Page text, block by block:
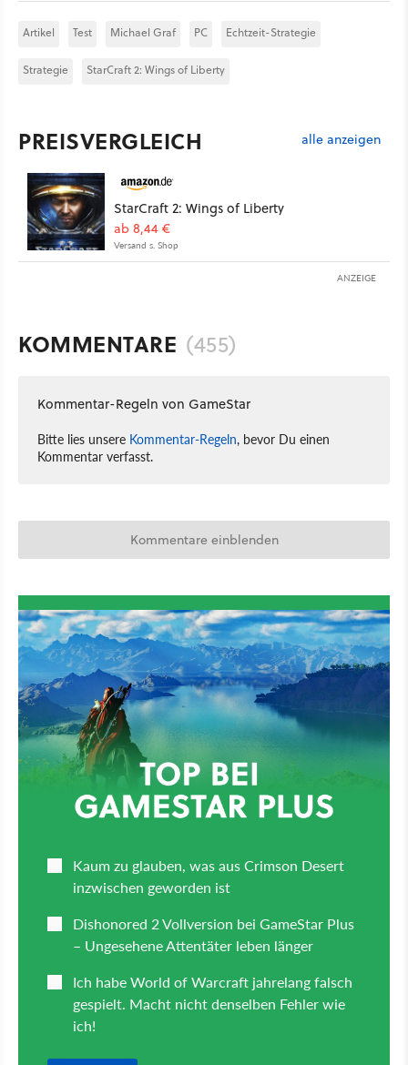
Artikel Test Michael Graf PC Echtzeit-Strategie
Strategie StarCraft 2: Wings of Liberty
PREISVERGLEICH alle anzeigen
StarCraft 2: Wings of Liberty
ab 8,44 €
Versand s. Shop
ANZEIGE
KOMMENTARE (455)
Kommentar-Regeln von GameStar
Bitte lies unsere Kommentar-Regeln, bevor Du einen
Kommentar verfasst.
Kommentare einblenden